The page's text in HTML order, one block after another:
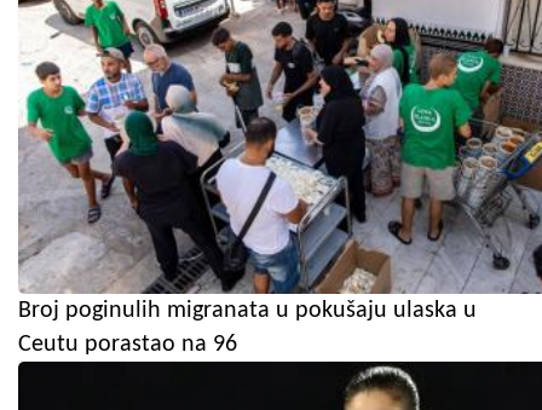
Broj poginulih migranata u pokušaju ulaska u
Ceutu porastao na 96